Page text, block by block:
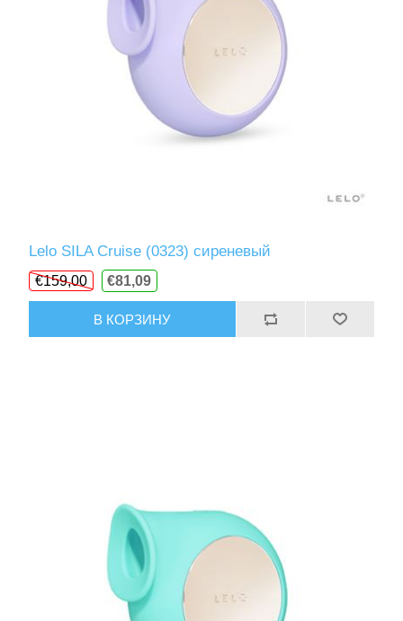
Lelo SILA Cruise (0323) сиреневый
€159,00 €81,09
В КОРЗИНУ